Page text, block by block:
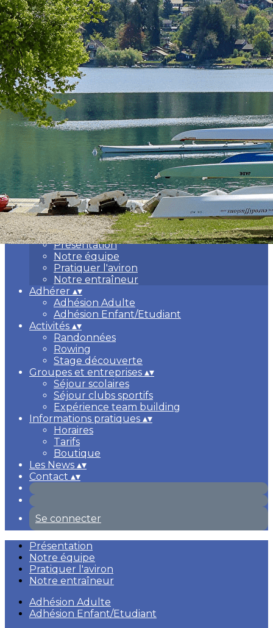
Exporter les lignes sélectionnées
Exporter toutes les colonnes
Exporter uniquement les colonnes affichées
Menu
<
>
Présentation
Notre équipe
Pratiquer l'aviron
Notre entraîneur
Ajoutez un logo, un bouton, des réseaux sociaux
Cliquez pour éditer
Le Club▴▾
Présentation
Notre équipe
Pratiquer l'aviron
Notre entraîneur
Adhérer ▴▾
Adhésion Adulte
Adhésion Enfant/Etudiant
Activités ▴▾
Randonnées
Rowing
Stage découverte
Groupes et entreprises ▴▾
Séjour scolaires
Séjour clubs sportifs
Expérience team building
Informations pratiques ▴▾
Horaires
Tarifs
Boutique
Les News ▴▾
Contact ▴▾
Se connecter
Présentation
Notre équipe
Pratiquer l'aviron
Notre entraîneur
Adhésion Adulte
Adhésion Enfant/Etudiant